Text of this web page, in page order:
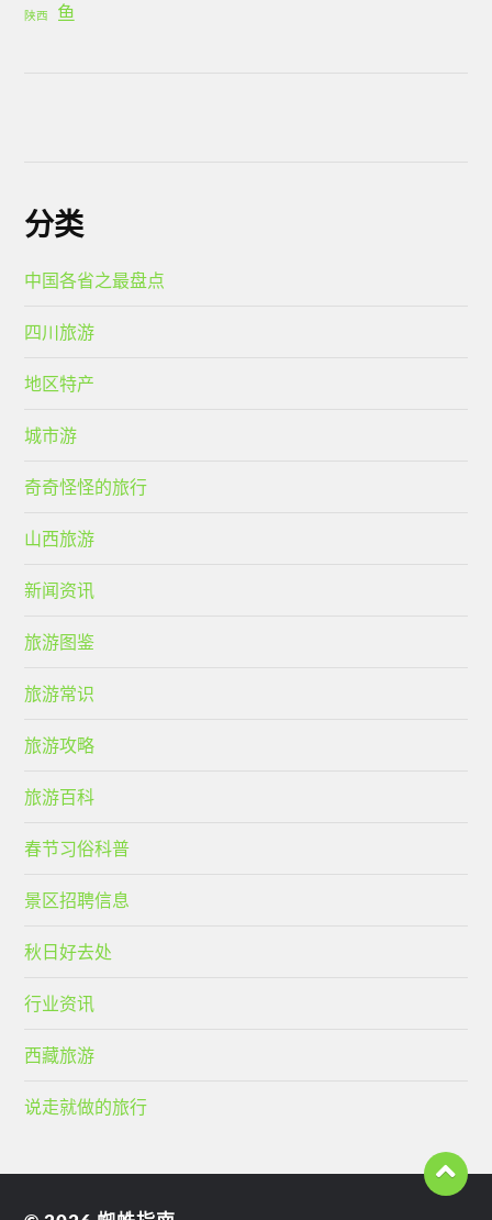
陕西 鱼
分类
中国各省之最盘点
四川旅游
地区特产
城市游
奇奇怪怪的旅行
山西旅游
新闻资讯
旅游图鉴
旅游常识
旅游攻略
旅游百科
春节习俗科普
景区招聘信息
秋日好去处
行业资讯
西藏旅游
说走就做的旅行